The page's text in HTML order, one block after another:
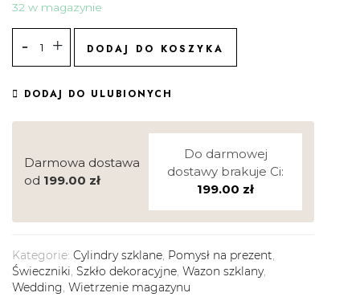
32 w magazynie
DODAJ DO KOSZYKA
DODAJ DO ULUBIONYCH
Darmowa dostawa
od 199.00 zł
Do darmowej
dostawy brakuje Ci:
199.00 zł
Kategorie: Cylindry szklane, Pomysł na prezent,
Świeczniki, Szkło dekoracyjne, Wazon szklany,
Wedding, Wietrzenie magazynu